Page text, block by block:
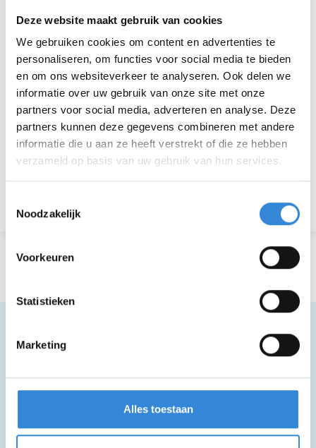
Deze website maakt gebruik van cookies
We gebruiken cookies om content en advertenties te
personaliseren, om functies voor social media te bieden
en om ons websiteverkeer te analyseren. Ook delen we
informatie over uw gebruik van onze site met onze
partners voor social media, adverteren en analyse. Deze
partners kunnen deze gegevens combineren met andere
informatie die u aan ze heeft verstrekt of die ze hebben
verzameld op basis van uw gebruik van hun services.
Noodzakelijk
Voorkeuren
Statistieken
Marketing
Alles toestaan
Kosten
Geen
Inschrijvingen
622 van 970
Aanmelden is niet meer mogelijk.
Download hier de poster